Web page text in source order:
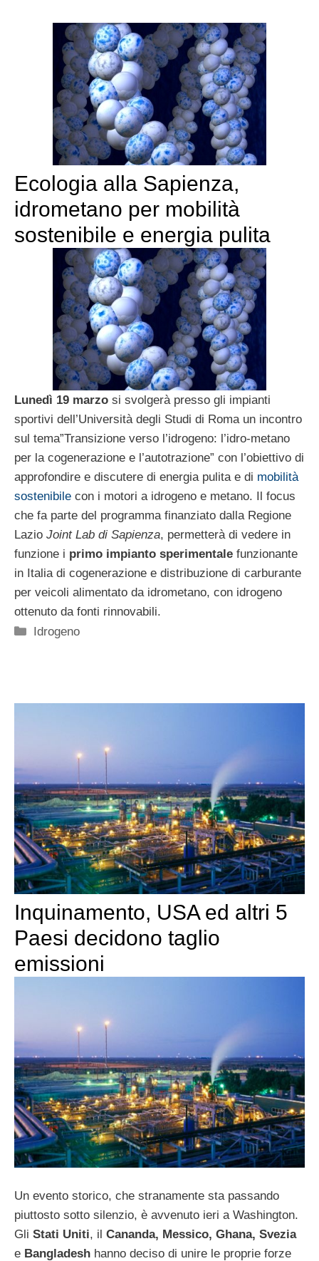
Ecologia alla Sapienza,
idrometano per mobilità
sostenibile e energia pulita
Lunedì 19 marzo si svolgerà presso gli impianti
sportivi dell’Università degli Studi di Roma un incontro
sul tema”Transizione verso l’idrogeno: l’idro-metano
per la cogenerazione e l’autotrazione” con l’obiettivo di
approfondire e discutere di energia pulita e di mobilità
sostenibile con i motori a idrogeno e metano. Il focus
che fa parte del programma finanziato dalla Regione
Lazio Joint Lab di Sapienza, permetterà di vedere in
funzione i primo impianto sperimentale funzionante
in Italia di cogenerazione e distribuzione di carburante
per veicoli alimentato da idrometano, con idrogeno
ottenuto da fonti rinnovabili.
Categorie
Idrogeno
Inquinamento, USA ed altri 5
Paesi decidono taglio
emissioni
Un evento storico, che stranamente sta passando
piuttosto sotto silenzio, è avvenuto ieri a Washington.
Gli Stati Uniti, il Cananda, Messico, Ghana, Svezia
e Bangladesh hanno deciso di unire le proprie forze